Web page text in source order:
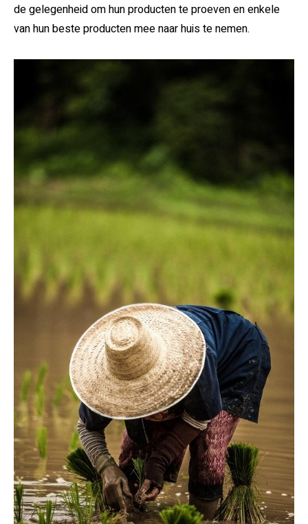
de gelegenheid om hun producten te proeven en enkele
van hun beste producten mee naar huis te nemen.